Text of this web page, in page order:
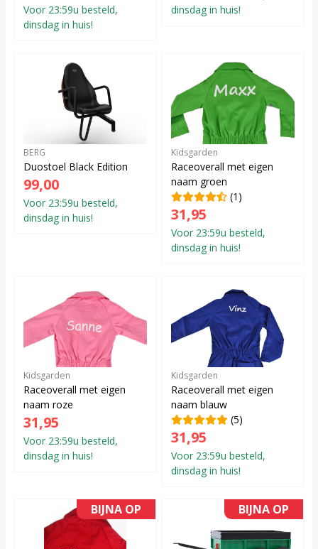
Voor 23:59u besteld,
dinsdag in huis!
dinsdag in huis!
BERG
Duostoel Black Edition
99,00
Voor 23:59u besteld,
dinsdag in huis!
Kidsgarden
Raceoverall met eigen
naam groen
(1)
31,95
Voor 23:59u besteld,
dinsdag in huis!
Kidsgarden
Raceoverall met eigen
naam roze
31,95
Voor 23:59u besteld,
dinsdag in huis!
Kidsgarden
Raceoverall met eigen
naam blauw
(5)
31,95
Voor 23:59u besteld,
dinsdag in huis!
BIJNA OP BIJNA OP